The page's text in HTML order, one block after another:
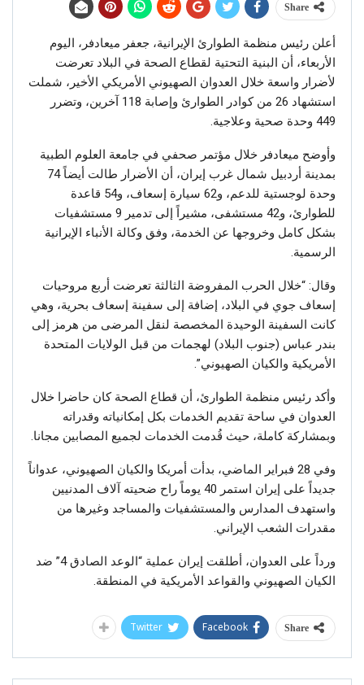
Share
أعلن رئيس منظمة الطوارئ الإيرانية، جعفر ميعادفر، اليوم
الأربعاء، أن البنية التحتية لقطاع الصحة في البلاد تعرضت
لأضرار واسعة خلال العدوان الصهيوني الأمريكي الأخير، شملت
استشهاد 26 من كوادر الطوارئ وإصابة 118 آخرين، وتضرر
449 وحدة صحية وعلاجية.
وأوضح ميعادفر خلال مؤتمر صحفي في جامعة العلوم الطبية
بمدينة أردبيل شمال غرب إيران، أن الأضرار طالت أيضاً 74
وحدة لوجستية للدعم، و62 سيارة إسعاف، و54 قاعدة
للطوارئ، و42 مستشفى، مشيراً إلى تدمير 9 مستشفيات
بشكل كامل وخروجها عن الخدمة، وفق وكالة الأنباء الإيرانية
الرسمية.
وقال: “خلال الحرب المفروضة الثالثة تعرضت أربع مروحیات
إسعاف جوي في البلاد، إضافة إلى سفينة إسعاف بحرية، وهي
کانت السفينة الوحيدة المخصصة لنقل المرضى من هرمز إلى
بندر عباس (جنوب البلاد) لهجمات من قبل الولايات المتحدة
الأمريكية والكيان الصهيوني”.
وأكد رئيس منظمة الطوارئ، أن قطاع الصحة کان حاضرا خلال
العدوان في ساحة تقدیم الخدمات بكل إمكانياته وقدراته
وبمشاركة كاملة، حيث قُدمت الخدمات لجميع المصابين مجانا.
وفي 28 فبراير الماضي، بدأت أمريكا والكيان الصهيوني، عدواناً
جديداً على إيران استمر 40 يوماً راح ضحيته آلاف المدنيين
واستهدف المدارس والمستشفيات والمساجد وغيرها من
مقدرات الشعب الإيراني.
ورداً على العدوان، أطلقت إيران عملية “الوعد الصادق 4” ضد
الكيان الصهيوني والقواعد الأمريكية في المنطقة.
Share
Facebook
Twitter